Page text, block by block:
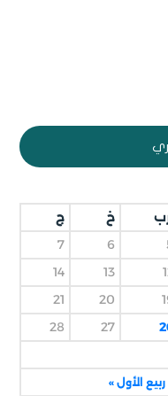
خ ج
ربيع الأول »
6
7
13
14
20
21
27
28